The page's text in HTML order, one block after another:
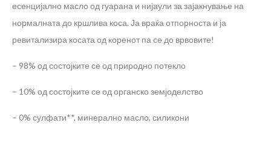
есенцијално масло од гуарана и нијаули за зајакнување на
нормалната до кршлива коса. Ја враќа отпорноста и ја
ревитализира косата од коренот па се до врвовите!
– 98% од состојките се од природно потекло
– 10% од состојките се од органско земјоделство
– 0% сулфати**, минерално масло, силикони